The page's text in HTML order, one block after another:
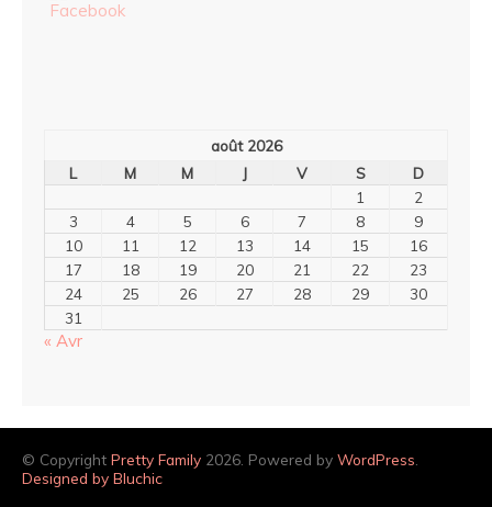
août 2026
L
M M J V S
D
1
2
3
4 5 6 7 8
9
10
11 12 13 14 15
16
17
18 19 20 21 22
23
24
25 26 27 28 29
30
31
« Avr
© Copyright Pretty Family 2026. Powered by WordPress
Designed by Bluchic